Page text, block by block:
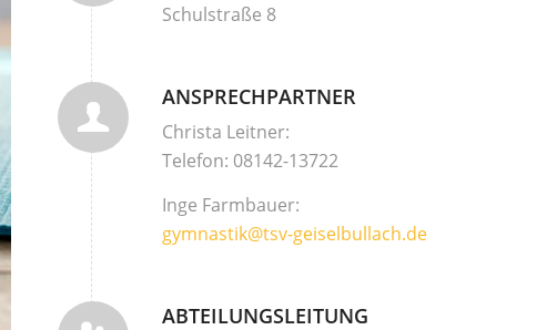
Schulstraße 8
ANSPRECHPARTNER
Christa Leitner:
Telefon: 08142-13722
Inge Farmbauer:
gymnastik@tsv-geiselbullach.de
ABTEILUNGSLEITUNG